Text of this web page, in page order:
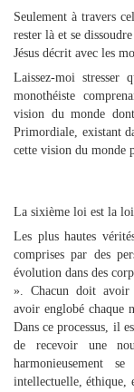
Seulement à travers
rester là et se
Jésus décrit avec les
Laissez-moi stresser
monothéiste
vision du monde
Primordiale, existant
cette vision du monde
La sixième loi est la
Les plus hautes
comprises par des
évolution dans des
». Chacun doit avoir
avoir englobé chaque
Dans ce processus, il
de recevoir une
harmonieusement
intellectuelle, éthique,